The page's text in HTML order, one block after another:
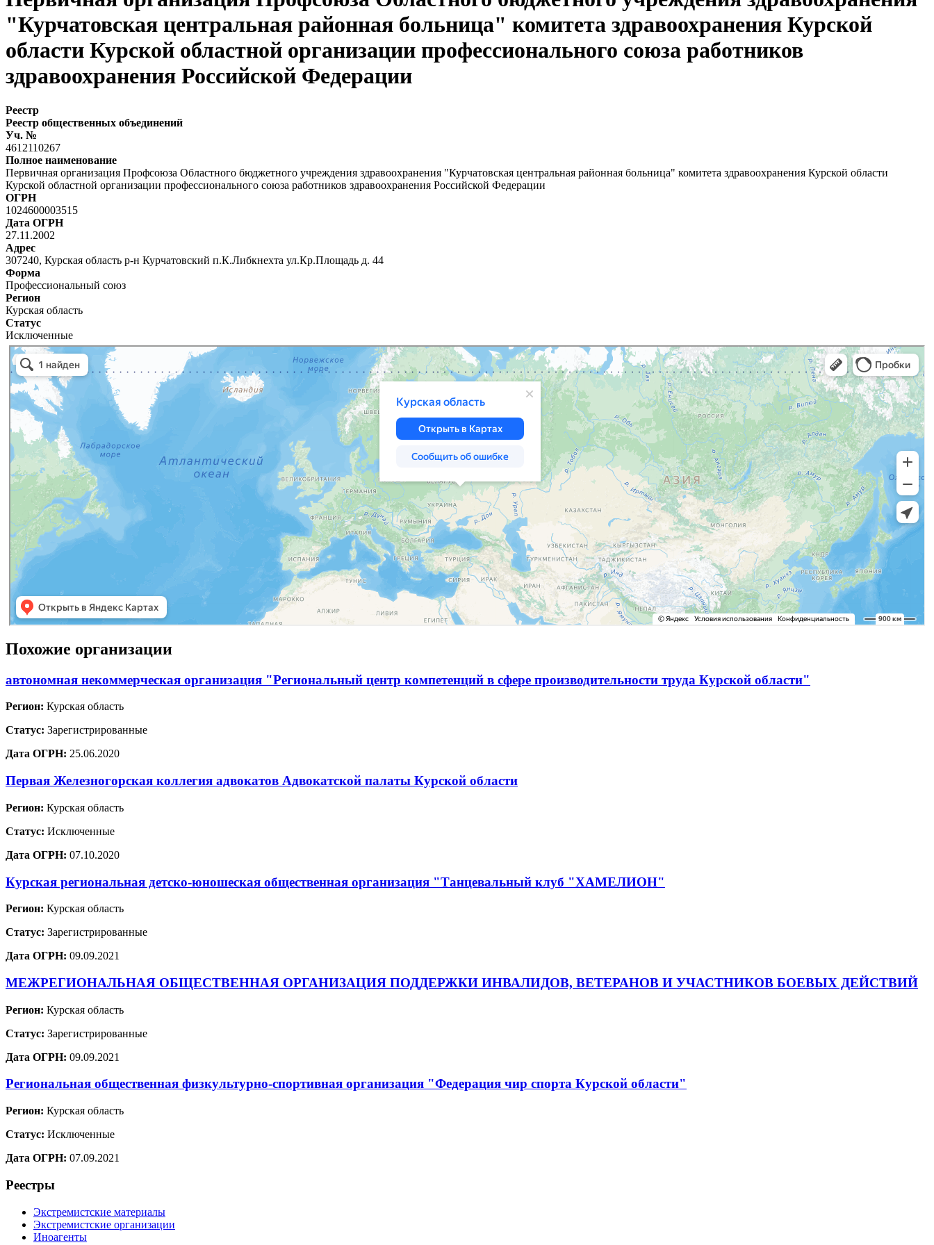
"Курчатовская центральная районная больница" комитета здравоохранения Курской
области Курской областной организации профессионального союза работников
здравоохранения Российской Федерации
Реестр
Реестр общественных объединений
Уч. №
4612110267
Полное наименование
Первичная организация Профсоюза Областного бюджетного учреждения здравоохранения "Курчатовская центральная районная больница" комитета здравоохранения Курской области
Курской областной организации профессионального союза работников здравоохранения Российской Федерации
ОГРН
1024600003515
Дата ОГРН
27.11.2002
Адрес
307240, Курская область р-н Курчатовский п.К.Либкнехта ул.Кр.Площадь д. 44
Форма
Профессиональный союз
Регион
Курская область
Статус
Исключенные
Похожие организации
автономная некоммерческая организация "Региональный центр компетенций в сфере производительности труда Курской области"
Регион: Курская область
Статус: Зарегистрированные
Дата ОГРН: 25.06.2020
Первая Железногорская коллегия адвокатов Адвокатской палаты Курской области
Регион: Курская область
Статус: Исключенные
Дата ОГРН: 07.10.2020
Курская региональная детско-юношеская общественная организация "Танцевальный клуб "ХАМЕЛИОН"
Регион: Курская область
Статус: Зарегистрированные
Дата ОГРН: 09.09.2021
МЕЖРЕГИОНАЛЬНАЯ ОБЩЕСТВЕННАЯ ОРГАНИЗАЦИЯ ПОДДЕРЖКИ ИНВАЛИДОВ, ВЕТЕРАНОВ И УЧАСТНИКОВ БОЕВЫХ ДЕЙСТВИЙ
Регион: Курская область
Статус: Зарегистрированные
Дата ОГРН: 09.09.2021
Региональная общественная физкультурно-спортивная организация "Федерация чир спорта Курской области"
Регион: Курская область
Статус: Исключенные
Дата ОГРН: 07.09.2021
Реестры
Экстремистские материалы
Экстремистские организации
Иноагенты